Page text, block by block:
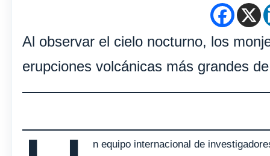
Al observar el cielo nocturno, los
erupciones volcánicas más grandes
n equipo internacional de